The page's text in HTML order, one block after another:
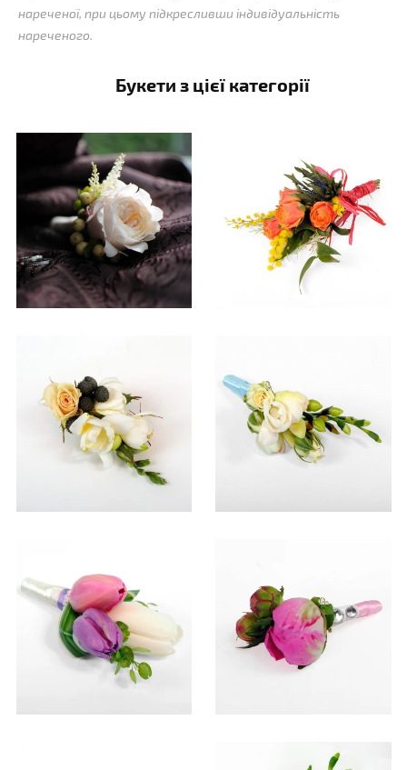
нареченої, при цьому підкресливши індивідуальність
нареченого.
Букети з цієї категорії